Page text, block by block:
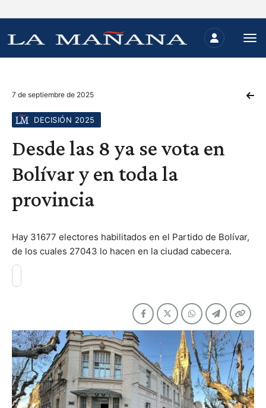
7 de septiembre de 2025
DECISIÓN 2025
Desde las 8 ya se vota en
Bolívar y en toda la
provincia
Hay 31677 electores habilitados en el Partido de Bolívar,
de los cuales 27043 lo hacen en la ciudad cabecera.